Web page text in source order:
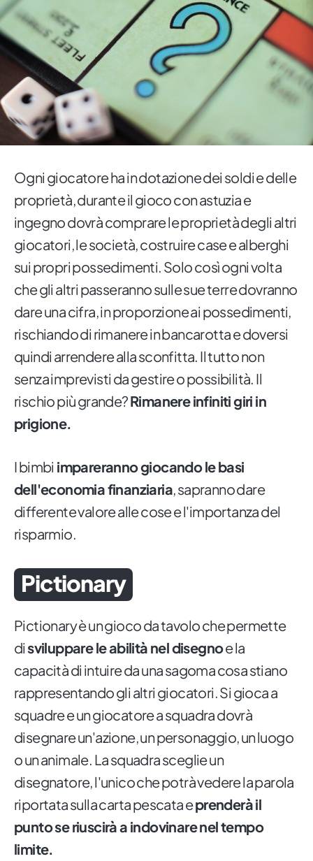
Ogni giocatore ha in dotazione dei soldi e delle
proprietà, durante il gioco con astuzia e
ingegno dovrà comprare le proprietà degli altri
giocatori, le società, costruire case e alberghi
sui propri possedimenti. Solo così ogni volta
che gli altri passeranno sulle sue terre dovranno
dare una cifra, in proporzione ai possedimenti,
rischiando di rimanere in bancarotta e doversi
quindi arrendere alla sconfitta. Il tutto non
senza imprevisti da gestire o possibilità. Il
rischio più grande?Rimanere infiniti giri in
prigione.
I bimbi impareranno giocando le basi
dell'economia finanziaria, sapranno dare
differente valore alle cose e l'importanza del
risparmio.
Pictionary
Pictionary è un gioco da tavolo che permette
disviluppare le abilità nel disegnoe la
capacità di intuire da una sagoma cosa stiano
rappresentando gli altri giocatori. Si gioca a
squadre e un giocatore a squadra dovrà
disegnare un'azione, un personaggio, un luogo
o un animale. La squadra sceglie un
disegnatore, l'unico che potrà vedere la parola
riportata sulla carta pescata eprenderà il
punto se riuscirà a indovinare nel tempo
limite.